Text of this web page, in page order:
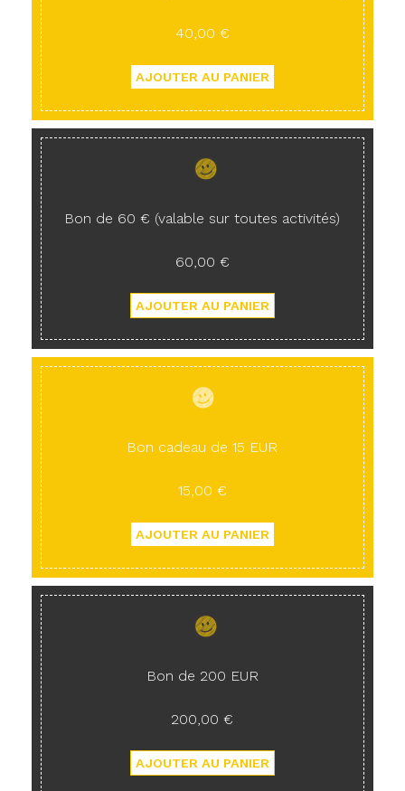
40,00 €
Bon de 60 € (valable sur toutes activités)
60,00 €
Bon cadeau de 15 EUR
15,00 €
Bon de 200 EUR
200,00 €